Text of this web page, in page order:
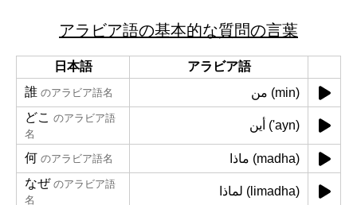
アラビア語の基本的な質問の言葉
日本語
アラビア語
誰 のアラビア語名
من (min)
どこ のアラビア語
名
أين ('ayn)
何 のアラビア語名
ماذا (madha)
なぜ のアラビア語
名
لماذا (limadha)